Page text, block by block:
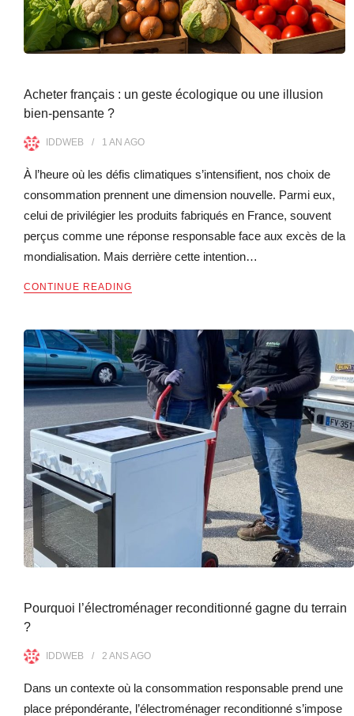
Acheter français : un geste écologique ou une illusion
bien-pensante ?
IDDWEB 1 AN AGO
À l’heure où les défis climatiques s’intensifient, nos choix de
consommation prennent une dimension nouvelle. Parmi eux,
celui de privilégier les produits fabriqués en France, souvent
perçus comme une réponse responsable face aux excès de la
mondialisation. Mais derrière cette intention…
CONTINUE READING
Pourquoi l’électroménager reconditionné gagne du terrain
?
IDDWEB 2 ANSAGO
Dans un contexte où la consommation responsable prend une
place prépondérante, l’électroménager reconditionné s’impose